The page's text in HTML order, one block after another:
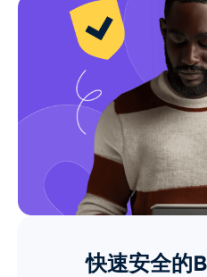
快速安全的